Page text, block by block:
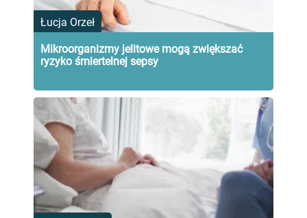
Łucja Orzeł
Mikroorganizmy jelitowe mogą zwiększać
ryzyko śmiertelnej sepsy